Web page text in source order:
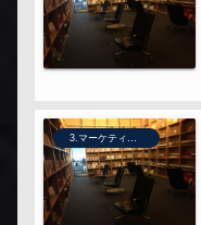
3.マーケティング